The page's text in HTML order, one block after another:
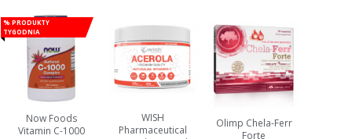
% Produkty
tygodnia
Now Foods
Vitamin C-1000
WISH
Pharmaceutical
Olimp Chela-Ferr
Forte